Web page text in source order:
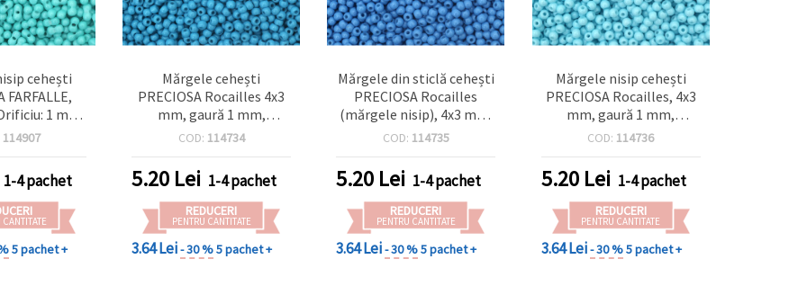
cehești
FARFALLE,
1 mm,
10 g (aprox.
114907
1-4 pachet
CANTITATE
5 pachet +
Mărgele cehești
PRECIOSA Rocailles 4x3
mm, gaură 1 mm,
albastru cer opac, 20 g
COD: 114734
5.20 Lei 1-4 pachet
REDUCERI
PENTRU CANTITATE
3.64 Lei- 30 %5 pachet +
Mărgele din sticlă cehești
PRECIOSA Rocailles
(mărgele nisip), 4x3 mm,
orificiu 1 mm, albastru
COD: 114735
5.20 Lei 1-4 pachet
REDUCERI
PENTRU CANTITATE
3.64 Lei- 30 %5 pachet +
Mărgele nisip cehești
PRECIOSA Rocailles, 4x3
mm, gaură 1 mm,
albastru deschis opac,
COD: 114736
5.20Lei 1-4 pachet
REDUCERI
PENTRU CANTITATE
3.64 Lei- 30 %5 pachet +